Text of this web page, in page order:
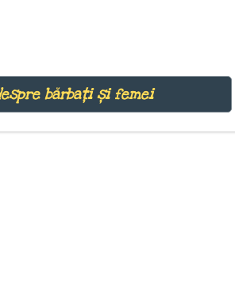
bărbați și femei